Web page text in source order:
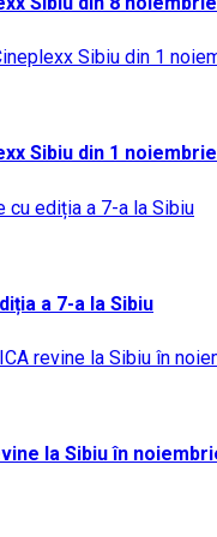
Sibiu din 1 noiembrie
a 7-a la Sibiu
la Sibiu în